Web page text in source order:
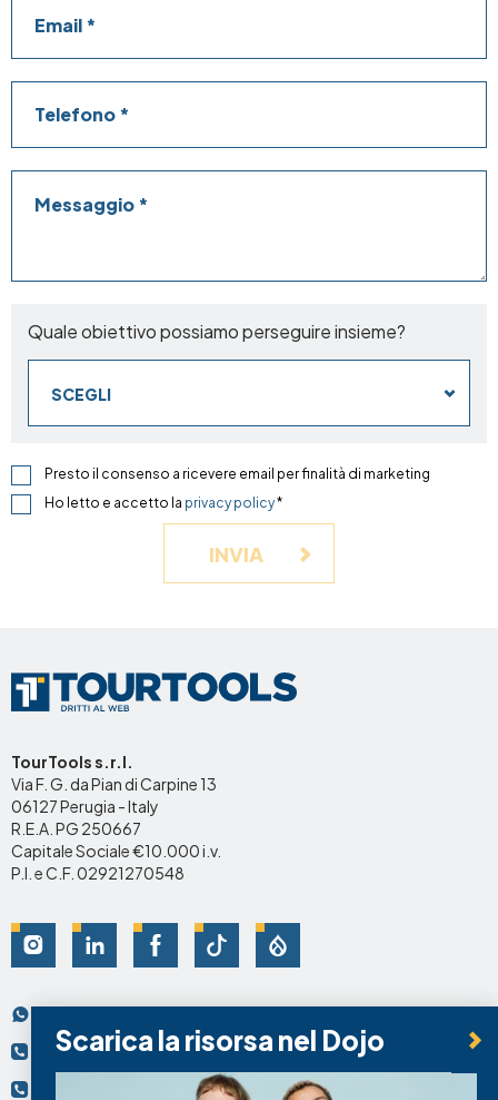
Scarica la risorsa nel Dojo
Quale obiettivo possiamo perseguire insieme?
SCEGLI
Presto il consenso a ricevere email per finalità di marketing
Ho letto e accetto la privacy policy*
INVIA
TourTools s.r.l.
Via F. G. da Pian di Carpine 13
06127 Perugia - Italy
R.E.A. PG 250667
Capitale Sociale €10.000 i.v.
P.I. e C.F. 02921270548
Social
Contatti
+39 075.95.69.74